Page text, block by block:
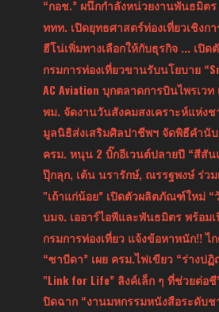
“กอช.” ผนึกกำลังหน่วยงานพันธมิต
ททท. เปิดยุทธศาสตร์ท่องเที่ยวเชิงก
ฮีโน่เพิ่มทางเลือกให้กับธุรกิจ ... เปิด
กรมการท่องเที่ยวขานรับนโยบาย
AC Aviation บุกตลาดการบินไพรเวท
พม. จัดงานวันสังคมสงเคราะห์แห่ง
มูลนิธิส่งเสริมศิลปาชีพฯ จัดพิธีคำนั
ครม. หนุน 2 บิ๊กอีเวนต์ปลายปี “สีสั
ปุ๊กลุก, เต้น นรารักษ์, ณรรฐพงษ์ ร่วม
"เถ้าแก่น้อย” เปิดตัวผลิตภัณฑ์ใหม่ “
บมจ. เออาร์ไอพีและพันธมิตร พร้อม
กรมการท่องเที่ยว แจ้งข้อหาหนัก!! ไ
“ซาบีดา” เผย ครม.ไฟเขียว “ร่าง
"Link for Life” ลิงค์เล็ก ๆ ที่ช่วยต่อ
ปิดฉาก “งานมหกรรมหนังสือระดับช